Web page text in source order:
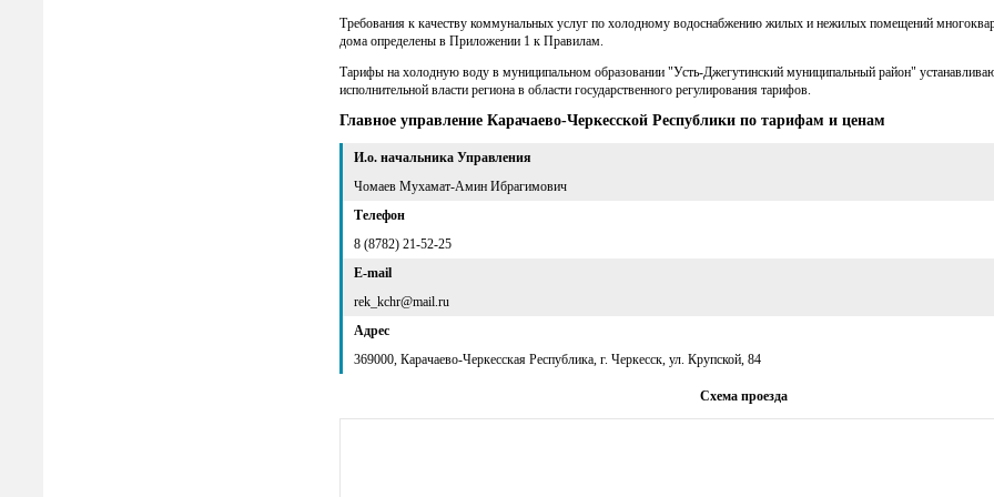
Требования к качеству коммунальных услуг по холодному водоснабжению жилых и нежилых помещений
дома определены в Приложении 1 к Правилам.
Тарифы на холодную воду в муниципальном образовании "Усть-Джегутинский муниципальный район"
исполнительной власти региона в области государственного регулирования тарифов.
Главное управление Карачаево-Черкесской Республики по тарифам и ценам
И.о. начальника Управления
Чомаев Мухамат-Амин Ибрагимович
Телефон
8 (8782) 21-52-25
E-mail
rek_kchr@mail.ru
Адрес
369000, Карачаево-Черкесская Республика, г. Черкесск, ул. Крупской, 84
Схема проезда